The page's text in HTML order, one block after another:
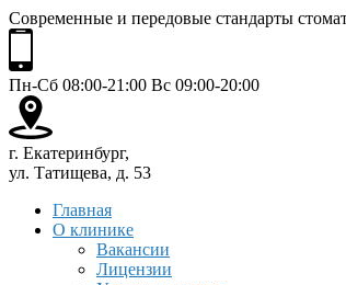
Современные и передовые стандарты
Пн-Сб 08:00-21:00 Вс 09:00-20:00
г. Екатеринбург,
ул. Татищева, д. 53
Главная
О клинике
Вакансии
Лицензии